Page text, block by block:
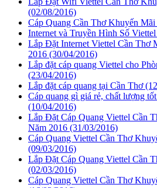
(02/08/2016)
Cáp Quang Cần Thơ Khuyến Mãi
Internet và Truyền Hình Số
Lắp Đặt Internet Viettel Cần Thơ
2016 (30/04/2016)
Lắp đặt cáp quang Viettel cho
(23/04/2016)
Lắp đặt cáp quang tại Cần Thơ
Cáp quang gì giá rẻ, chất lượng
(10/04/2016)
Lắp Đặt Cáp Quang Viettel Cần
Năm 2016 (31/03/2016)
Cáp Quang Viettel Cần Thơ
(09/03/2016)
Lắp Đặt Cáp Quang Viettel Cần
(02/03/2016)
Cáp Quang Viettel Cần Thơ